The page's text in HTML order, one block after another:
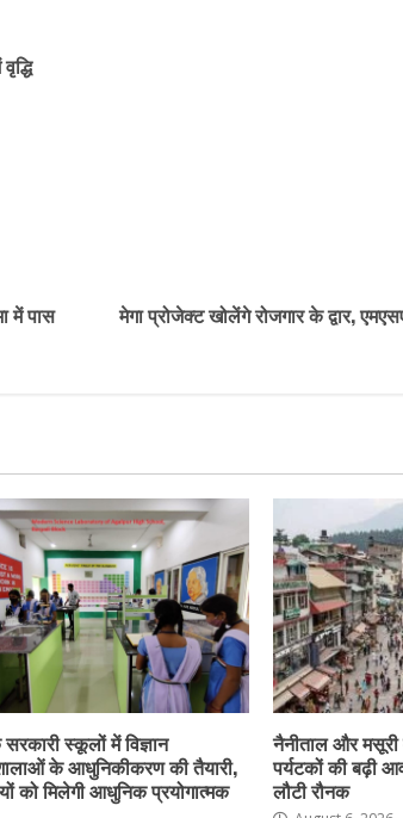
में पास
मेगा प्रोजेक्ट खोलेंगे रोजगार के द्वार,
स्कूलों में विज्ञान
के आधुनिकीकरण की तैयारी,
को मिलेगी आधुनिक प्रयोगात्मक
नैनीताल और
पर्यटकों की बढ़ी
लौटी रौनक